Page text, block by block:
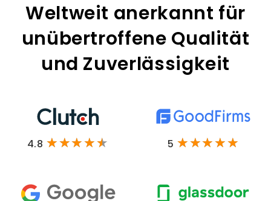
Weltweit anerkannt für
unübertroffene Qualität
und Zuverlässigkeit
4.8 5